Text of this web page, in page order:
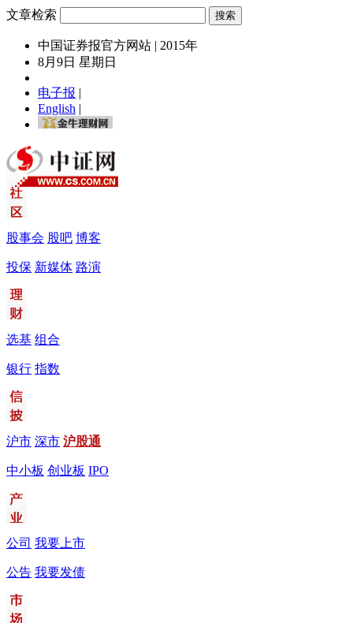
文章检索
中国证券报官方网站 | 2015年
8月9日 星期日
电子报 |
English |
股事会 股吧 博客
投保 新媒体 路演
选基 组合
银行 指数
沪市 深市 沪股通
中小板 创业板 IPO
公司 我要上市
公告 我要发债